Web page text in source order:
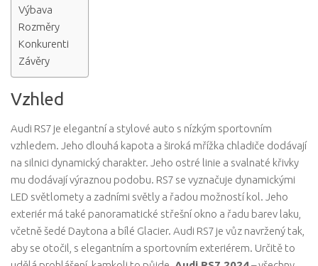
Výbava
Rozměry
Konkurenti
Závěry
Vzhled
Audi RS7 je elegantní a stylové auto s nízkým sportovním
vzhledem. Jeho dlouhá kapota a široká mřížka chladiče dodávají
na silnici dynamický charakter. Jeho ostré linie a svalnaté křivky
mu dodávají výraznou podobu. RS7 se vyznačuje dynamickými
LED světlomety a zadními světly a řadou možností kol. Jeho
exteriér má také panoramatické střešní okno a řadu barev laku,
včetně šedé Daytona a bílé Glacier. Audi RS7 je vůz navržený tak,
aby se otočil, s elegantním a sportovním exteriérem. Určitě to